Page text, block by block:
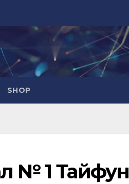
SHOP
№ 1 Тайфун